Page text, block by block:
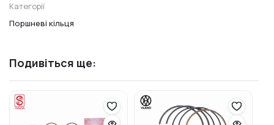
Категорії
Поршневі кільця
Подивіться ще: